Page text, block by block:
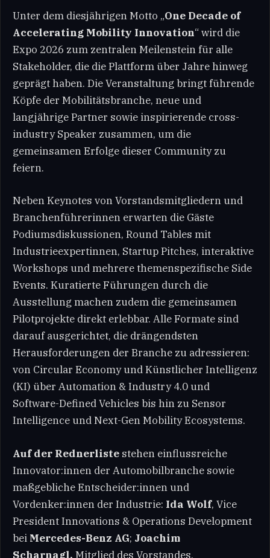
Unter dem diesjährigen Motto „One Decade of
Accelerating Mobility Innovation“ wird die
Expo 2026 zum zentralen Meilenstein für alle
Stakeholder, die die Plattform über Jahre hinweg
geprägt haben. Die Veranstaltung bringt führende
Köpfe der Mobilitätsbranche, neue und
langjährige Partner sowie inspirierende cross-
industry Speaker zusammen, um die
gemeinsamen Erfolge dieser Community zu
feiern.
Neben Keynotes von Vorstandsmitgliedern und
Branchenführerinnen erwarten die Gäste
Podiumsdiskussionen, Round Tables mit
Industrieexpertinnen, Startup Pitches, interaktive
Workshops und mehrere themenspezifische Side
Events. Kuratierte Führungen durch die
Ausstellung machen zudem die gemeinsamen
Pilotprojekte direkt erlebbar. Alle Formate sind
darauf ausgerichtet, die drängendsten
Herausforderungen der Branche zu adressieren:
von Circular Economy und Künstlicher Intelligenz
(KI) über Automation & Industry 4.0 und
Software-Defined Vehicles bis hin zu Sensor
Intelligence und Next-Gen Mobility Ecosystems.
Auf der Rednerliste stehen einflussreiche
Innovator:innen der Automobilbranche sowie
maßgebliche Entscheider:innen und
Vordenker:innen der Industrie: Ida Wolf, Vice
President Innovations & Operations Development
bei Mercedes-Benz AG; Joachim
Scharnagl, Mitglied des Vorstandes,